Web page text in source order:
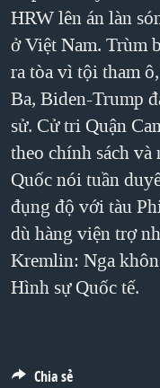
BÊN KIA QUỐC LỘ:
QUAN HỆ VIỆT MỸ
HRW lên án làn
ở Việt Nam. Trùm
ra tòa vì tội tham
Ba, Biden-Trump
sử. Cử tri Quận
theo chính sách
Quốc nói tuần
đụng độ với tàu
dù hàng viện trợ
Kremlin: Nga
Hình sự Quốc tế.
Chia sẻ